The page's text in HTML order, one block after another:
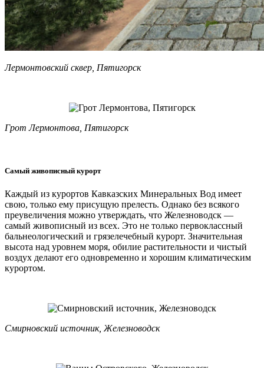
Лермонтовский сквер, Пятигорск
Грот Лермонтова, Пятигорск
Самый живописный курорт
Каждый из курортов Кавказских Минеральных Вод имеет
свою, только ему присущую прелесть. Однако без всякого
преувеличения можно утверждать, что Железноводск —
самый живописный из всех. Это не только первоклассный
бальнеологический и грязелечебный курорт. Значительная
высота над уровнем моря, обилие растительности и чистый
воздух делают его одновременно и хорошим климатическим
курортом.
Смирновский источник, Железноводск